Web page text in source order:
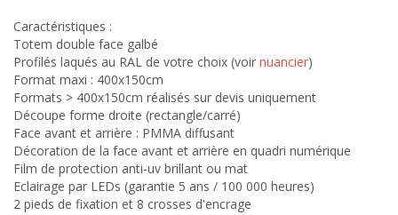
Caractéristiques :
Totem double face galbé
Profilés laqués au RAL de votre choix (voir nuancier)
Format maxi : 400x150cm
Formats > 400x150cm réalisés sur devis uniquement
Découpe forme droite (rectangle/carré)
Face avant et arrière : PMMA diffusant
Décoration de la face avant et arrière en quadri numérique
Film de protection anti-uv brillant ou mat
Eclairage par LEDs (garantie 5 ans / 100 000 heures)
2 pieds de fixation et 8 crosses d'encrage